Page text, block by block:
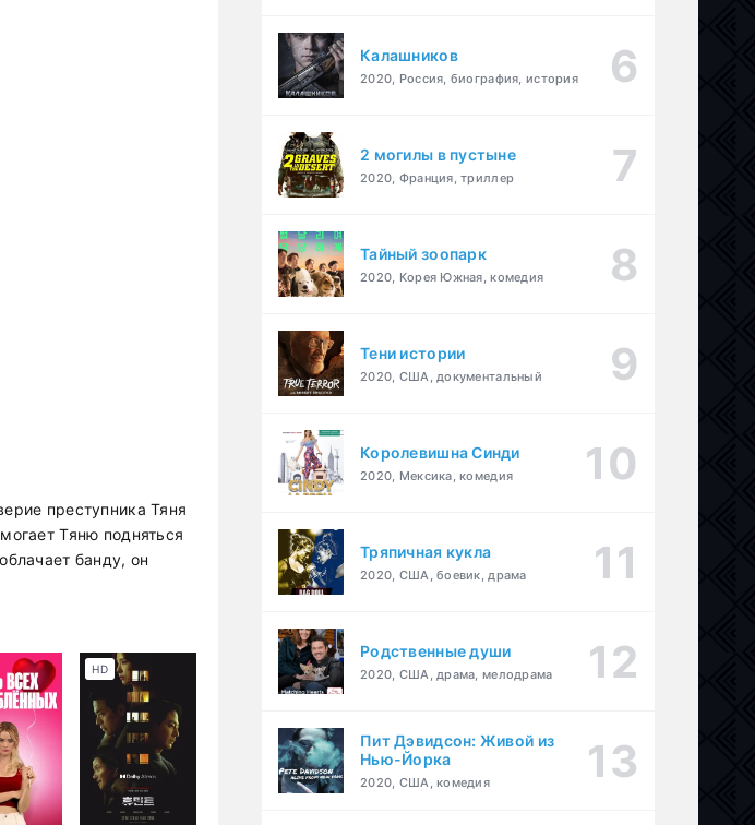
преступника Тяня
Тяню подняться
банду, он
HD
Калашников
2020, Россия, биография, история
2 могилы в пустыне
2020, Франция, триллер
Тайный зоопарк
2020, Корея Южная, комедия
Тени истории
2020, США, документальный
Королевишна Синди
2020, Мексика, комедия
Тряпичная кукла
2020, США, боевик, драма
Родственные души
2020, США, драма, мелодрама
Пит Дэвидсон: Живой из
Нью-Йорка
2020, США, комедия